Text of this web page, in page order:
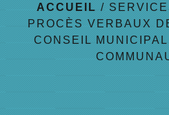
ACCUEIL /
PROCÈS VERBAUX
CONSEIL